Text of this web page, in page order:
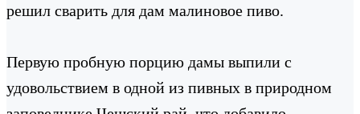
решил сварить для дам малиновое пиво.
Первую пробную порцию дамы выпили с
удовольствием в одной из пивных в природном